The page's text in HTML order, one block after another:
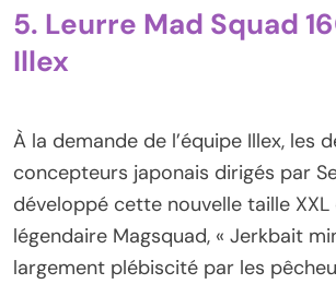
5. Leurre Mad Squad
Illex
À la demande de l’équipe Illex, les
concepteurs japonais dirigés par
développé cette nouvelle taille XXL
légendaire Magsquad, « Jerkbait
largement plébiscité par les